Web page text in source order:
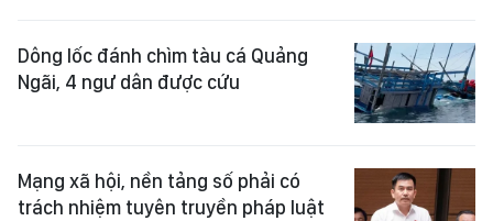
Dông lốc đánh chìm tàu cá Quảng
Ngãi, 4 ngư dân được cứu
Mạng xã hội, nền tảng số phải có
trách nhiệm tuyên truyền pháp luật